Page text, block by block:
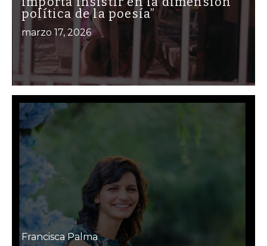
política de la poesía”
marzo 17, 2026
Francisca Palma